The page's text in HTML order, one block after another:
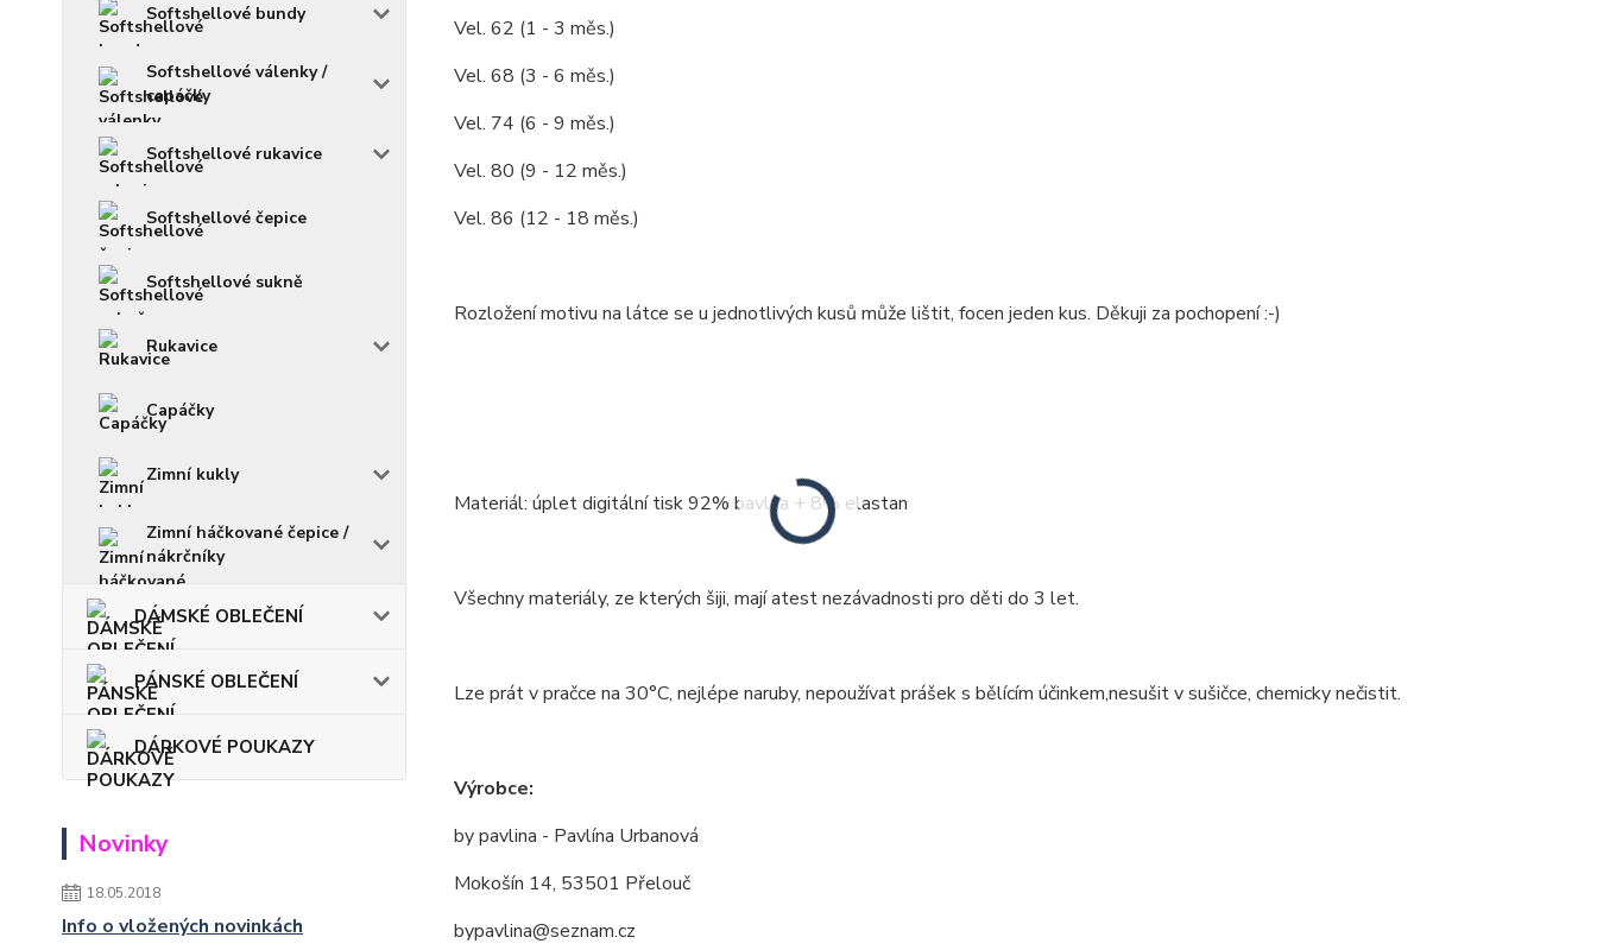
Softshellové bundy
Softshellové válenky /
capáčky
Softshellové rukavice
Softshellové čepice
Softshellové sukně
Rukavice
Capáčky
Zimní kukly
Zimní háčkované čepice /
nákrčníky
DÁMSKÉ OBLEČENÍ
PÁNSKÉ OBLEČENÍ
DÁRKOVÉ POUKAZY
Novinky
18.05.2018
Info o vložených novinkách
Vel. 62 (1 - 3 měs.)
Vel. 68 (3 - 6 měs.)
Vel. 74 (6 - 9 měs.)
Vel. 80 (9 - 12 měs.)
Vel. 86 (12 - 18 měs.)
Rozložení motivu na látce se u jednotlivých kusů může lištit, focen jeden kus. Děkuji za pochopení :-)
Materiál: úplet digitální tisk 92% bavlna + 8% elastan
Všechny materiály, ze kterých šiji, mají atest nezávadnosti pro děti do 3 let.
Lze prát v pračce na 30°C, nejlépe naruby, nepoužívat prášek s bělícím účinkem,nesušit v sušičce, chemicky nečistit.
Výrobce:
by pavlina - Pavlína Urbanová
Mokošín 14, 53501 Přelouč
bypavlina@seznam.cz